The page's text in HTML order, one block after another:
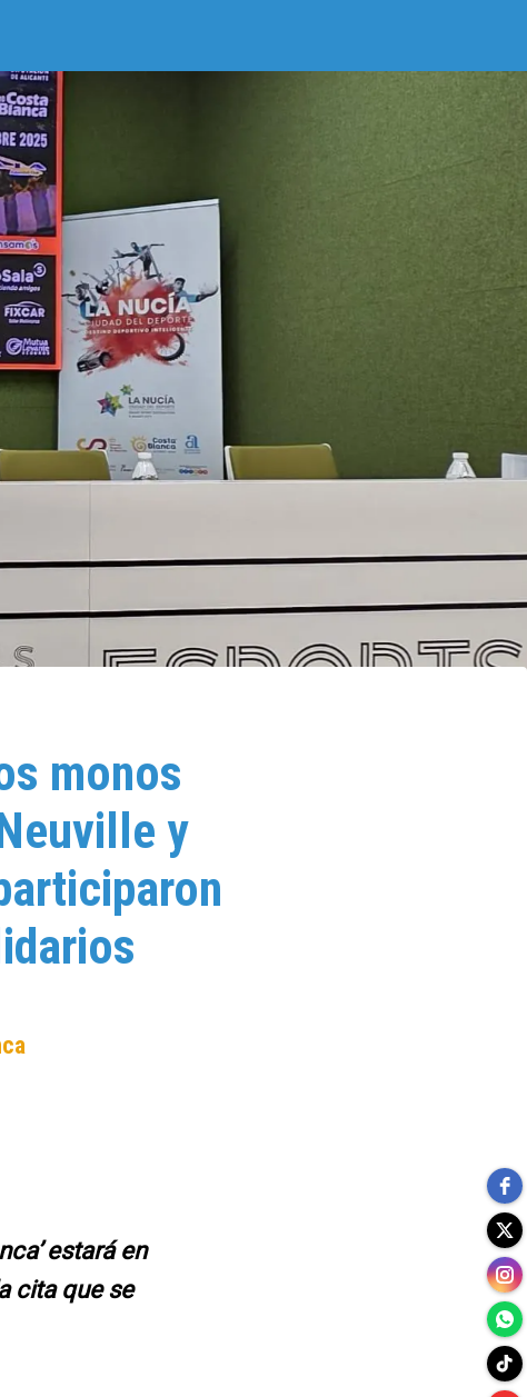
monos
y
estará en
cita que se